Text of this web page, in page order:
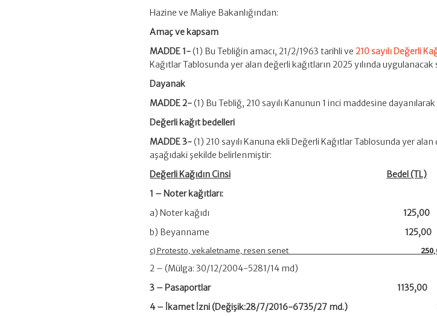
Hazine ve Maliye Bakanlığından:
Amaç ve kapsam
MADDE 1-(1) Bu Tebliğin amacı, 21/2/1963 tarihli ve210 sayılı Değerli
Kağıtlar Tablosunda yer alan değerli kağıtların 2025 yılında
Dayanak
MADDE 2-(1) Bu Tebliğ, 210 sayılı Kanunun 1 inci maddesine dayanılarak
Değerli kağıt bedelleri
MADDE 3-(1) 210 sayılı Kanuna ekli Değerli Kağıtlar Tablosunda yer
aşağıdaki şekilde belirlenmiştir:
Değerli Kağıdın Cinsi
Bedel (TL)
1 – Noter kağıtları:
a) Noter kağıdı125,00
b) Beyanname125,00
c) Protesto, vekaletname, resen senet
2 – (Mülga: 30/12/2004-5281/14 md)
3 – Pasaportlar 1135,00
4 – İkamet İzni (Değişik:28/7/2016-6735/27 md.)